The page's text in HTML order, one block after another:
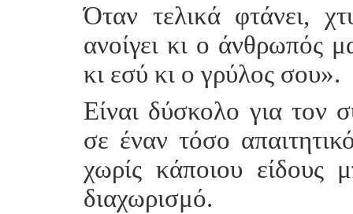
Όταν τελικά φτάνει,
ανοίγει κι ο άνθρωπός
κι εσύ κι ο γρύλος σου».
Είναι δύσκολο για τον
σε έναν τόσο
χωρίς κάποιου είδους
διαχωρισμό.